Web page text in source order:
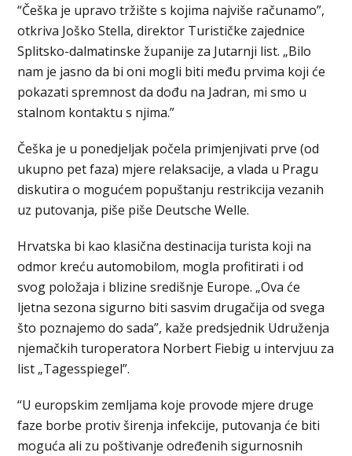
“Češka je upravo tržište s kojima najviše računamo”,
otkriva Joško Stella, direktor Turističke zajednice
Splitsko-dalmatinske županije za Jutarnji list. „Bilo
nam je jasno da bi oni mogli biti među prvima koji će
pokazati spremnost da dođu na Jadran, mi smo u
stalnom kontaktu s njima.”
Češka je u ponedjeljak počela primjenjivati prve (od
ukupno pet faza) mjere relaksacije, a vlada u Pragu
diskutira o mogućem popuštanju restrikcija vezanih
uz putovanja, piše piše Deutsche Welle.
Hrvatska bi kao klasična destinacija turista koji na
odmor kreću automobilom, mogla profitirati i od
svog položaja i blizine središnje Europe. „Ova će
ljetna sezona sigurno biti sasvim drugačija od svega
što poznajemo do sada”, kaže predsjednik Udruženja
njemačkih turoperatora Norbert Fiebig u intervjuu za
list „Tagesspiegel”.
“U europskim zemljama koje provode mjere druge
faze borbe protiv širenja infekcije, putovanja će biti
moguća ali zu poštivanje određenih sigurnosnih